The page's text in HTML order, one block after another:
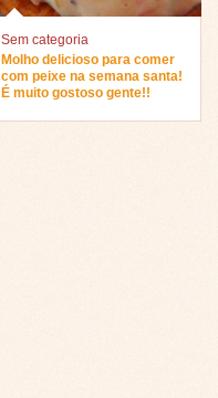
Sem categoria
Molho delicioso para comer
com peixe na semana santa!
É muito gostoso gente!!